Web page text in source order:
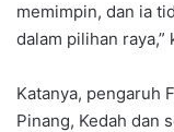
memimpin, dan ia
dalam pilihan raya,”
Katanya, pengaruh
Pinang, Kedah dan